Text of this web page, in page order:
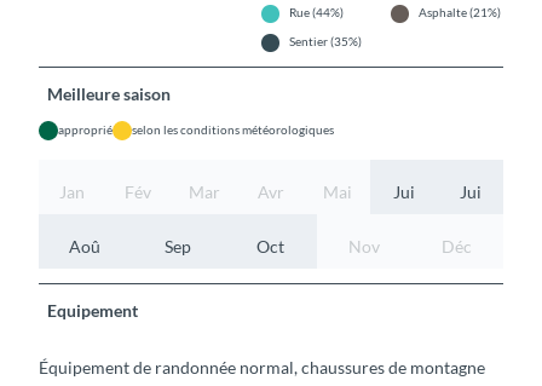
Rue (44%)
Asphalte (21%)
Sentier (35%)
Meilleure saison
approprié selon les conditions météorologiques
Jan Fév Mar Avr Mai Jui Jui
Aoû Sep Oct Nov Déc
Equipement
Équipement de randonnée normal, chaussures de montagne